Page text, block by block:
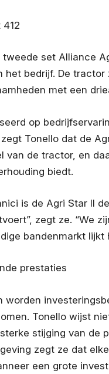
set Alliance
het bedrijf. De
met een
op
Tonello dat de
van de tractor, en
biedt.
is de Agri Star II
zegt ze. “We
bandenmarkt lijkt
prestaties
worden
Tonello wijst
stijging van de
zegt ze dat
een grote